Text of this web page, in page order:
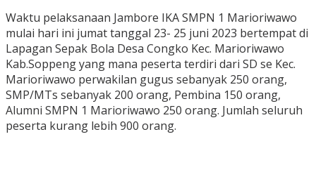
Waktu pelaksanaan Jambore IKA SMPN 1 Marioriwawo
mulai hari ini jumat tanggal 23- 25 juni 2023 bertempat di
Lapagan Sepak Bola Desa Congko Kec. Marioriwawo
Kab.Soppeng yang mana peserta terdiri dari SD se Kec.
Marioriwawo perwakilan gugus sebanyak 250 orang,
SMP/MTs sebanyak 200 orang, Pembina 150 orang,
Alumni SMPN 1 Marioriwawo 250 orang. Jumlah seluruh
peserta kurang lebih 900 orang.